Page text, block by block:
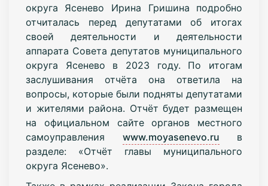
округа Ясенево Ирина Гришина подробно
отчиталась перед депутатами об итогах
своей деятельности и деятельности
аппарата Совета депутатов муниципального
округа Ясенево в 2023 году. По итогам
заслушивания отчёта она ответила на
вопросы, которые были подняты депутатами
и жителями района. Отчёт будет размещен
на официальном сайте органов местного
самоуправления www.moyasenevo.ru в
разделе: «Отчёт главы муниципального
округа Ясенево».